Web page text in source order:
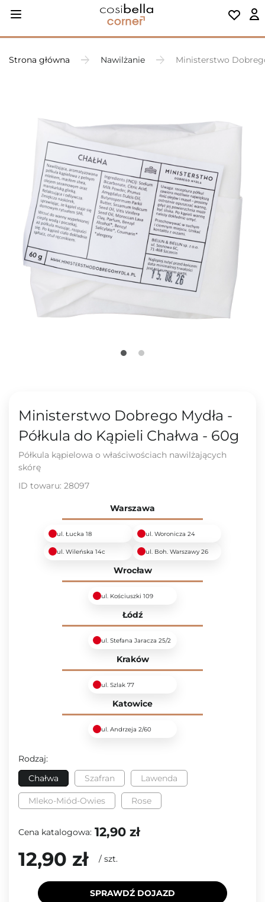
Strona główna Nawilżanie Ministerstwo
Ministerstwo Dobrego Mydła -
Półkula do Kąpieli Chałwa - 60g
Półkula kąpielowa o właściwościach nawilżających
skórę
ID towaru: 28097
Warszawa
ul. Łucka 18 ul. Woronicza 24
ul. Wileńska 14c ul. Boh. Warszawy 26
Wrocław
ul. Kościuszki 109
Łódź
ul. Stefana Jaracza 25/2
Kraków
ul. Szlak 77
Katowice
ul. Andrzeja 2/60
Rodzaj:
Chałwa
Szafran Lawenda
Mleko-Miód-Owies Rose
Cena katalogowa: 12,90 zł
12,90 zł / szt.
SPRAWDŹ DOJAZD